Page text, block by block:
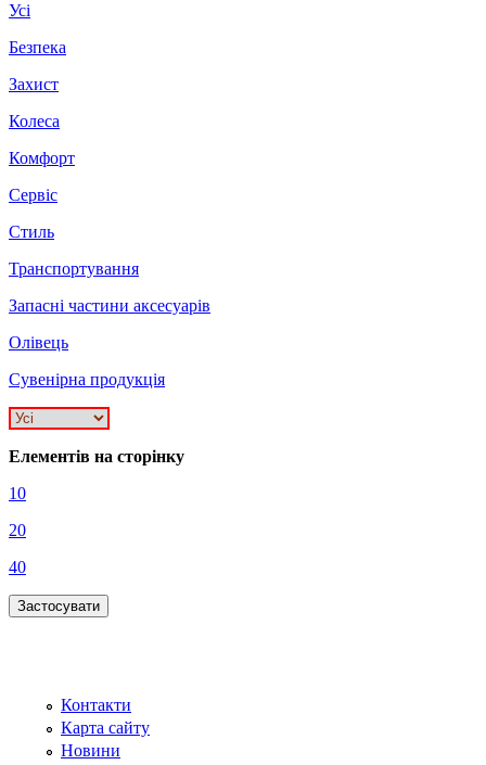
Усі
Безпека
Захист
Колеса
Комфорт
Сервіс
Стиль
Транспортування
Запасні частини аксесуарів
Олівець
Сувенірна продукція
Елементів на сторінку
10
20
40
Контакти
Карта сайту
Новини